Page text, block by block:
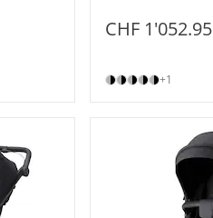
CHF 1'052.95
+1